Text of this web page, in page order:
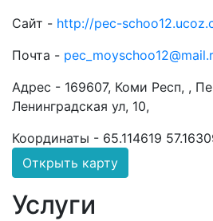
Сайт - http://pec-
Почта -
Адрес - 169607, Коми Респ, ,
Ленинградская ул, 10,
Координаты - 65.114619
Открыть карту
Услуги